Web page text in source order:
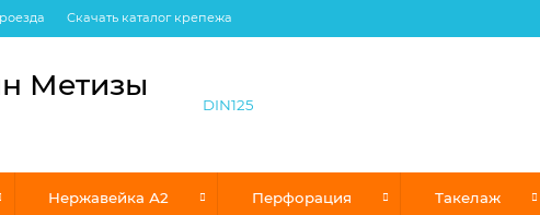
Скачать каталог крепежа
Нержавейка А2 Перфорация Такелаж